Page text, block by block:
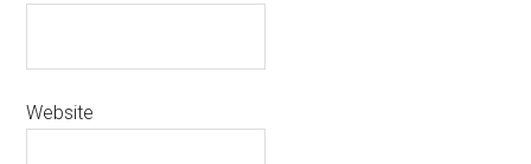
Website